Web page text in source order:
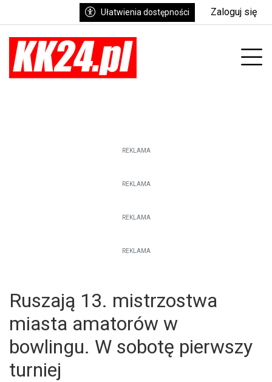
Ułatwienia dostępności Zaloguj się
REKLAMA
REKLAMA
REKLAMA
REKLAMA
Ruszają 13. mistrzostwa
miasta amatorów w
bowlingu. W sobotę pierwszy
turniej